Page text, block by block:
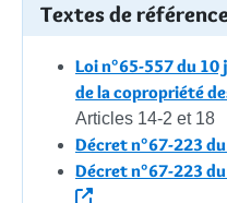
Textes de
Loi n°65-557 du
de la copropriété
Articles 14-2 et 18
Décret n°67-223
Décret n°67-223